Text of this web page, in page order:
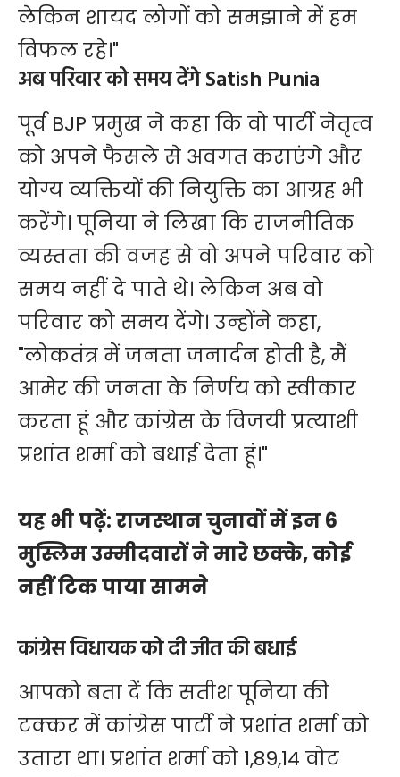
लेकिन शायद लोगों को समझाने में हम
विफल रहे।"
अब परिवार को समय देंगे Satish Punia
पूर्व BJP प्रमुख ने कहा कि वो पार्टी नेतृत्व
को अपने फैसले से अवगत कराएंगे और
योग्य व्यक्तियों की नियुक्ति का आग्रह भी
करेंगे। पूनिया ने लिखा कि राजनीतिक
व्यस्तता की वजह से वो अपने परिवार को
समय नहीं दे पाते थे। लेकिन अब वो
परिवार को समय देंगे। उन्होंने कहा,
"लोकतंत्र में जनता जनार्दन होती है, मैं
आमेर की जनता के निर्णय को स्वीकार
करता हूं और कांग्रेस के विजयी प्रत्याशी
प्रशांत शर्मा को बधाई देता हूं।"
यह भी पढ़ें:राजस्थान चुनावों में इन 6
मुस्लिम उम्मीदवारों ने मारे छक्के, कोई
नहीं टिक पाया सामने
कांग्रेस विधायक को दी जीत की बधाई
आपको बता दें कि सतीश पूनिया की
टक्कर में कांग्रेस पार्टी ने प्रशांत शर्मा को
उतारा था। प्रशांत शर्मा को 1,89,14 वोट